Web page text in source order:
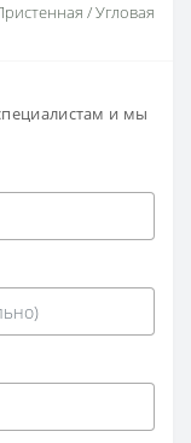
/ Угловая
и мы